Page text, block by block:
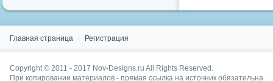
Главная страница Регистрация
Copyright © 2011 - 2017 Nov-Designs.ru All Rights Reserved.
При копировании материалов - прямая ссылка на источник обязательна.